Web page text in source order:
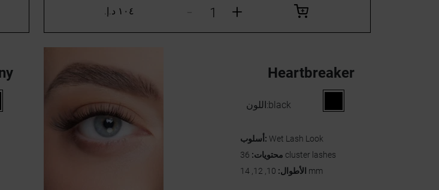
١٠٤ د.إ.‏ +
Heartbreaker
اللون:black
أسلوب: Wet Lash Look
محتويات: 36 cluster lashes
الأطوال: 10, 12, 14 mm